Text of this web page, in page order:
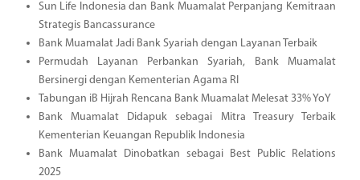
Sun Life Indonesia dan Bank Muamalat Perpanjang Kemitraan
Strategis Bancassurance
Bank Muamalat Jadi Bank Syariah dengan Layanan Terbaik
Permudah Layanan Perbankan Syariah, Bank Muamalat
Bersinergi dengan Kementerian Agama RI
Tabungan iB Hijrah Rencana Bank Muamalat Melesat 33% YoY
Bank Muamalat Didapuk sebagai Mitra Treasury Terbaik
Kementerian Keuangan Republik Indonesia
Bank Muamalat Dinobatkan sebagai Best Public Relations
2025